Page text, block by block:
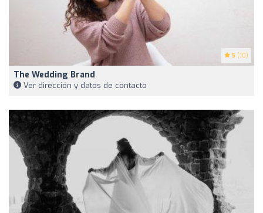
5 (10)
The Wedding Brand
Ver dirección y datos de contacto